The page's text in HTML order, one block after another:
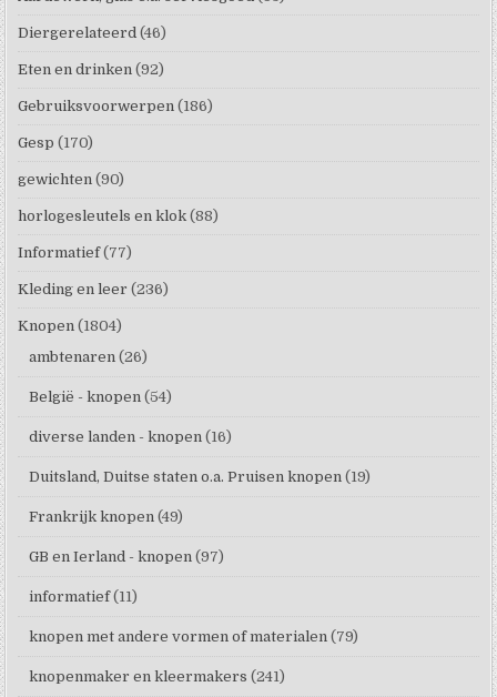
Diergerelateerd (46)
Eten en drinken (92)
Gebruiksvoorwerpen (186)
Gesp (170)
gewichten (90)
horlogesleutels en klok (88)
Informatief (77)
Kleding en leer (236)
Knopen (1804)
ambtenaren (26)
België - knopen (54)
diverse landen - knopen (16)
Duitsland, Duitse staten o.a. Pruisen knopen (19)
Frankrijk knopen (49)
GB en Ierland - knopen (97)
informatief (11)
knopen met andere vormen of materialen (79)
knopenmaker en kleermakers (241)